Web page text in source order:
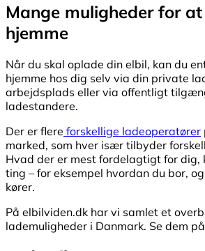
Mange muligheder for
hjemme
Når du skal oplade din elbil, kan du
hjemme hos dig selv via din private
arbejdsplads eller via offentligt
ladestandere.
Der er flere forskellige ladeoperatører
marked, som hver især tilbyder
Hvad der er mest fordelagtigt for dig,
ting – for eksempel hvordan du bor,
kører.
På elbilviden.dk har vi samlet et
lademuligheder i Danmark. Se dem